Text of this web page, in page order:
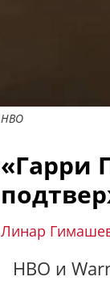
HBO
«Гарри
Линар
HBO и